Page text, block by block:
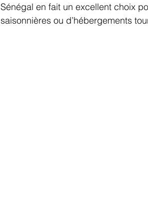
Sénégal en fait un excellent choix
saisonnières ou d’hébergements